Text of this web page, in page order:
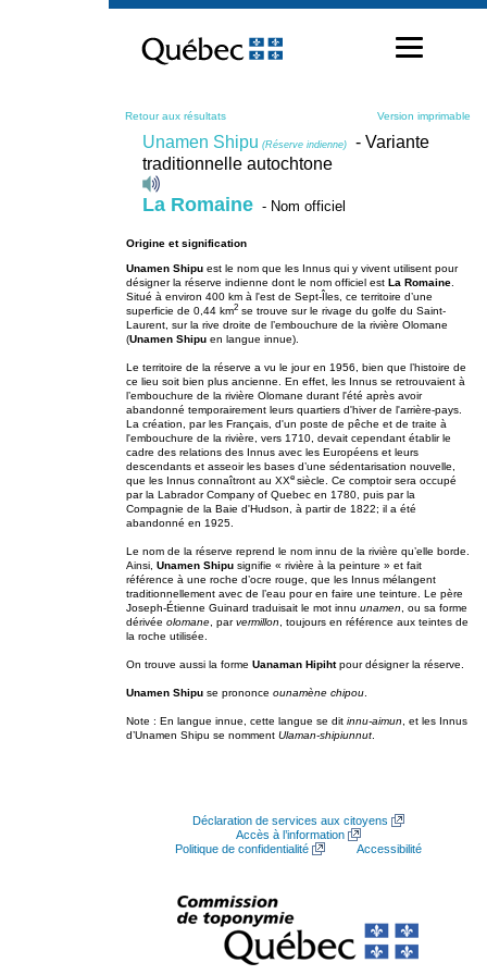
contenu
Retour aux résultats Version imprimable
Unamen Shipu (Réserve indienne)
- Variante
traditionnelle autochtone
La Romaine - Nom officiel
Origine et signification
Unamen Shipu est le nom que les Innus qui y vivent utilisent pour
désigner la réserve indienne dont le nom officiel est La Romaine
Situé à environ 400 km à l'est de Sept-Îles, ce territoire d’une
superficie de 0,44 km2 se trouve sur le rivage du golfe du Saint-
Laurent, sur la rive droite de l’embouchure de la rivière Olomane
(Unamen Shipu en langue innue).
Le territoire de la réserve a vu le jour en 1956, bien que l’histoire de
ce lieu soit bien plus ancienne. En effet, les Innus se retrouvaient à
l’embouchure de la rivière Olomane durant l'été après avoir
abandonné temporairement leurs quartiers d'hiver de l'arrière-pays.
La création, par les Français, d'un poste de pêche et de traite à
l'embouchure de la rivière, vers 1710, devait cependant établir le
cadre des relations des Innus avec les Européens et leurs
descendants et asseoir les bases d’une sédentarisation nouvelle,
que les Innus connaîtront au XXe siècle. Ce comptoir sera occupé
par la Labrador Company of Quebec en 1780, puis par la
Compagnie de la Baie d'Hudson, à partir de 1822; il a été
abandonné en 1925.
Le nom de la réserve reprend le nom innu de la rivière qu’elle borde.
Ainsi, Unamen Shipu signifie « rivière à la peinture » et fait
référence à une roche d’ocre rouge, que les Innus mélangent
traditionnellement avec de l’eau pour en faire une teinture. Le père
Joseph-Étienne Guinard traduisait le mot innu unamen , ou sa forme
dérivée olomane , parvermillon , toujours en référence aux teintes de
la roche utilisée.
On trouve aussi la forme Uanaman Hipihtpour désigner la réserve.
Unamen Shipu se prononce ounamène chipou
Note : En langue innue, cette langue se dit innu-aimun , et les Innus
d’Unamen Shipu se nomment Ulaman-shipiunnut
Déclaration de services aux citoyens
Accès à l’information
Politique de confidentialité
Accessibilité